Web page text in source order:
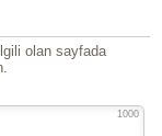
olan sayfada
1000